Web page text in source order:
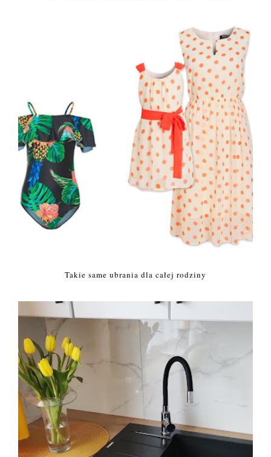
Takie same ubrania dla całej rodziny